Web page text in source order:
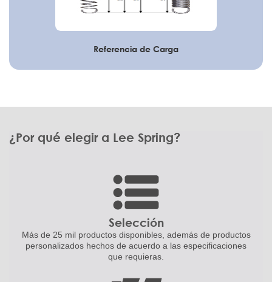
Referencia de Carga
¿Por qué elegir a Lee Spring?
Selección
Más de 25 mil productos disponibles, además de productos
personalizados hechos de acuerdo a las especificaciones
que requieras.